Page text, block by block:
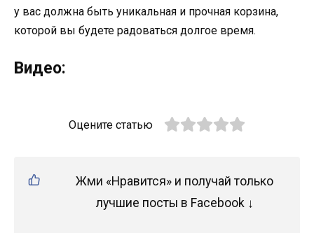
у вас должна быть уникальная и прочная корзина,
которой вы будете радоваться долгое время.
Видео:
Оцените статью
Жми «Нравится» и получай только
лучшие посты в Facebook ↓